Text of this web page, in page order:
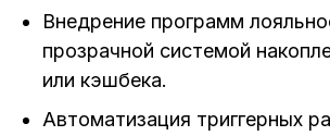
Внедрение программ
прозрачной системой
или кэшбека.
Автоматизация триггерных